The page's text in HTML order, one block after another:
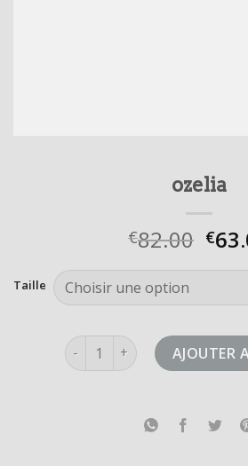
ozelia
€82.00 €
Taille
quantité de ozeliaAJOUTER